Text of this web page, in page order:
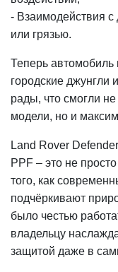
- Взаимодействия
или грязью.
Теперь автомобиль
городские
рады, что смогли не
модели, но и
Land Rover
PPF – это не
того, как
подчёркивают
было честью
владельцу
защитой даже в